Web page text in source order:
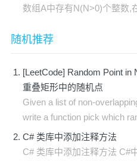
数组A中存有N(N>0)个整数,
随机推荐
[LeetCode] Random Point in
重叠矩形中的随机点
Given a list of non-
write a function pick which
C# 类库中添加注释方法
C# 类库中添加注释方法 C#